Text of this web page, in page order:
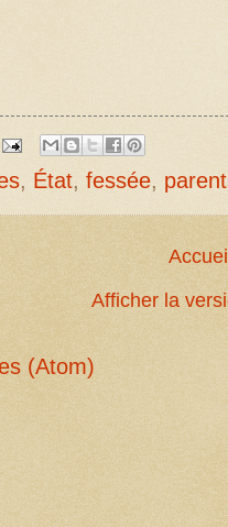
, État, fessée,
Afficher la
(Atom)